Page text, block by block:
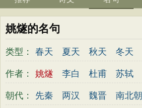
姚燧的名句
类型： 春天 夏天 秋天 冬天
思念
爱情 思乡 离别
作者： 姚燧 李白 杜甫 苏轼
陆游
李煜 元稹 韩愈
朝代： 先秦 两汉 魏晋 南北朝